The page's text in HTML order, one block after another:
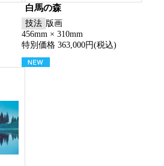
白馬の森
技法 版画
456mm × 310mm
特別価格 363,000円(税込)